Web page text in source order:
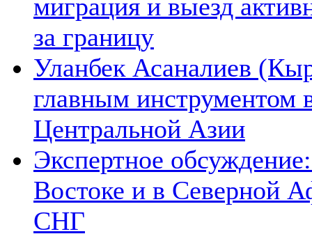
миграция и выезд
за границу
Уланбек Асаналиев
главным инструментом
Центральной Азии
Экспертное
Востоке и в Северной
СНГ